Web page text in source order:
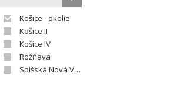
Košice - okolie
Košice II
Košice IV
Rožňava
Spišská Nová Ves